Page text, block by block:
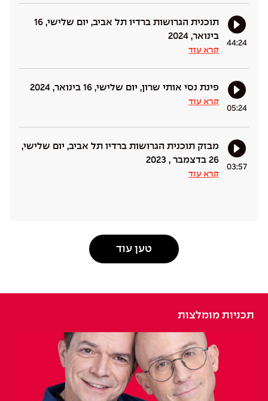
44:24
תוכנית הגרושות ברדיו תל אביב, יום שלישי, 16
בינואר, 2024
קרא עוד
05:24
פינת נסי אותי שרון, יום שלישי, 16 בינואר, 2024
קרא עוד
03:57
מבזק תוכנית הגרושות ברדיו תל אביב, יום שלישי,
26 בדצמבר , 2023
קרא עוד
טען עוד
תכניות מומלצות